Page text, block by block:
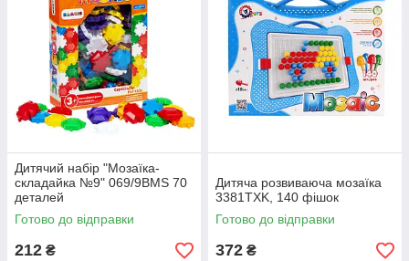
Дитячий набір "Мозаїка-
складайка №9" 069/9BMS 70
деталей
Готово до відправки
212 ₴
Дитяча розвиваюча мозаїка
3381TXK, 140 фішок
Готово до відправки
372 ₴